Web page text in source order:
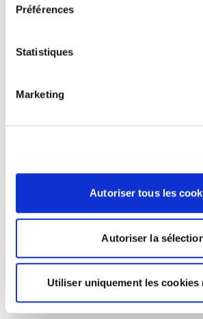
Préférences
Statistiques
Marketing
Autoriser tous les
Autoriser la
Utiliser uniquement les cookies